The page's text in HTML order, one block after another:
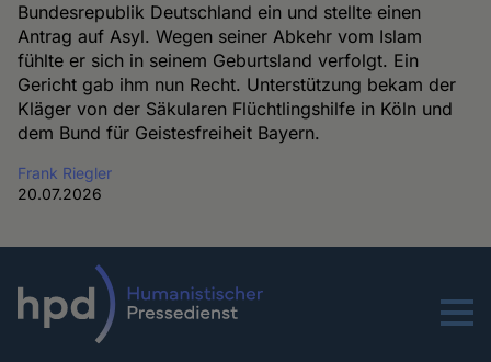
Bundesrepublik Deutschland ein und stellte einen
Antrag auf Asyl. Wegen seiner Abkehr vom Islam
fühlte er sich in seinem Geburtsland verfolgt. Ein
Gericht gab ihm nun Recht. Unterstützung bekam der
Kläger von der Säkularen Flüchtlingshilfe in Köln und
dem Bund für Geistesfreiheit Bayern.
Frank Riegler
20.07.2026
Menu